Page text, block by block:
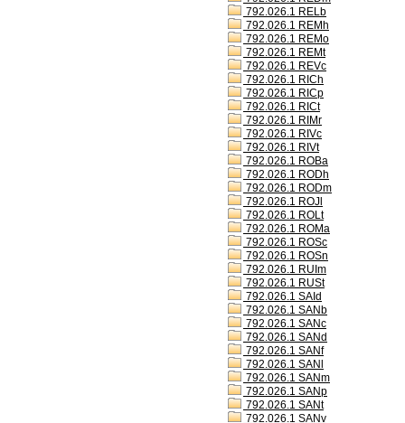
792.026.1 RELb
792.026.1 REMh
792.026.1 REMo
792.026.1 REMt
792.026.1 REVc
792.026.1 RICh
792.026.1 RICp
792.026.1 RICt
792.026.1 RIMr
792.026.1 RIVc
792.026.1 RIVt
792.026.1 ROBa
792.026.1 RODh
792.026.1 RODm
792.026.1 ROJl
792.026.1 ROLt
792.026.1 ROMa
792.026.1 ROSc
792.026.1 ROSn
792.026.1 RUIm
792.026.1 RUSt
792.026.1 SAId
792.026.1 SANb
792.026.1 SANc
792.026.1 SANd
792.026.1 SANf
792.026.1 SANl
792.026.1 SANm
792.026.1 SANp
792.026.1 SANt
792.026.1 SANv